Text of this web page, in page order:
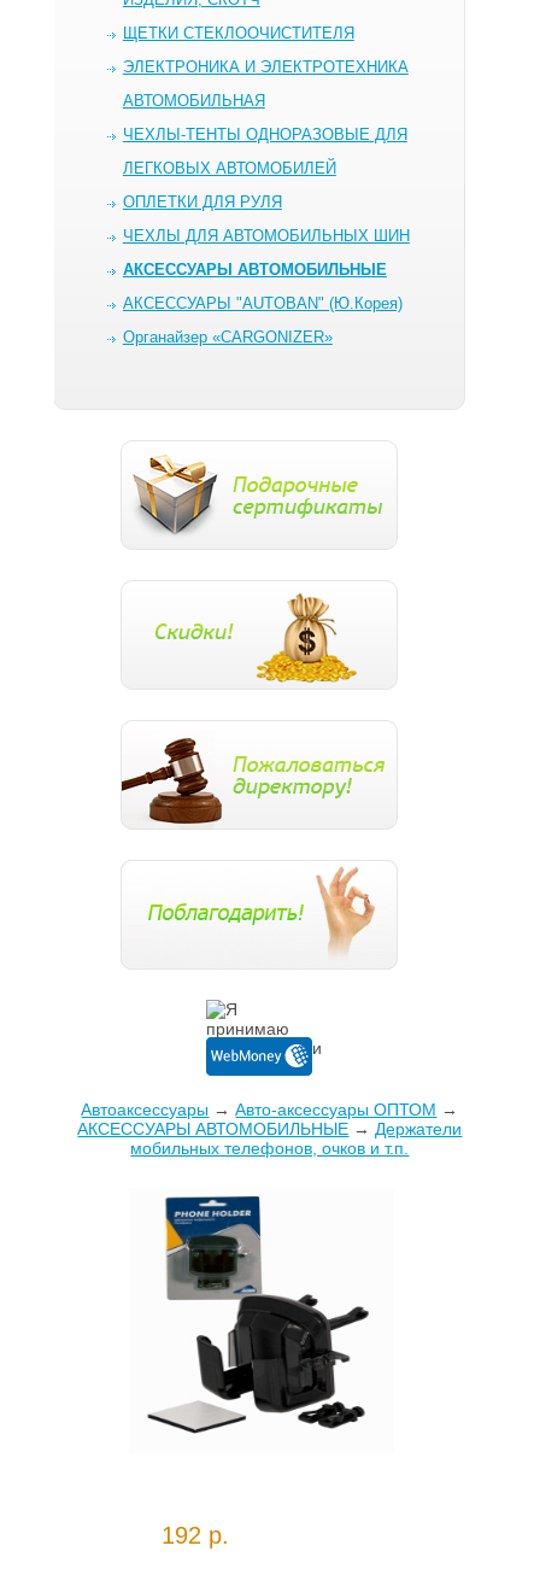
ЩЕТКИ СТЕКЛООЧИСТИТЕЛЯ
ЭЛЕКТРОНИКА И ЭЛЕКТРОТЕХНИКА
АВТОМОБИЛЬНАЯ
ЧЕХЛЫ-ТЕНТЫ ОДНОРАЗОВЫЕ ДЛЯ
ЛЕГКОВЫХ АВТОМОБИЛЕЙ
ОПЛЕТКИ ДЛЯ РУЛЯ
ЧЕХЛЫ ДЛЯ АВТОМОБИЛЬНЫХ ШИН
AКСЕССУАРЫ АВТОМОБИЛЬНЫЕ
АКСЕССУАРЫ "AUTOBAN" (Ю.Корея)
Органайзер «CARGONIZER»
Автоаксессуары →Авто-аксессуары ОПТОМ →
AКСЕССУАРЫ АВТОМОБИЛЬНЫЕ → Держатели
мобильных телефонов, очков и т.п.
192 р.